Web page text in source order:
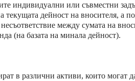
индивидуални или съвместни
дейност на вносителя, а
между сумата на
(на базата на минала дейност).
в различни активи, които могат